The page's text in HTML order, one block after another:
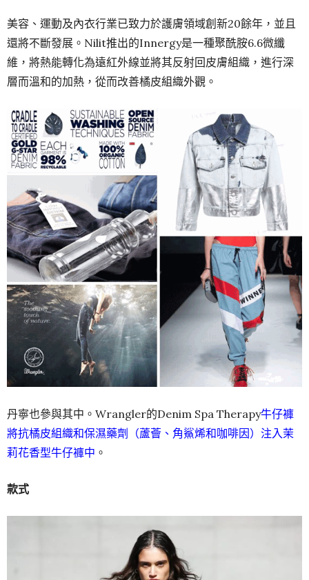
美容、運動及內衣行業已致力於護膚領域創新20餘年，並且
還將不斷發展。Nilit推出的Innergy是一種聚酰胺6.6微纖
維，將熱能轉化為遠紅外線並將其反射回皮膚組織，進行深
層而溫和的加熱，從而改善橘皮組織外觀。
丹寧也參與其中。Wrangler的Denim Spa Therapy牛仔褲
將抗橘皮組織和保濕藥劑（蘆薈、角鯊烯和咖啡因）注入茉
莉花香型牛仔褲中 。
款式